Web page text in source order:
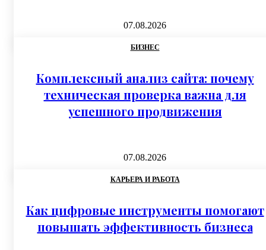
07.08.2026
БИЗНЕС
Комплексный анализ сайта: почему
техническая проверка важна для
успешного продвижения
07.08.2026
КАРЬЕРА И РАБОТА
Как цифровые инструменты помогают
повышать эффективность бизнеса